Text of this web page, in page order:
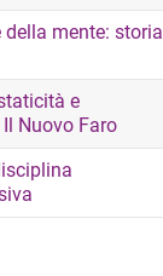
della mente: storia
e
Nuovo Faro